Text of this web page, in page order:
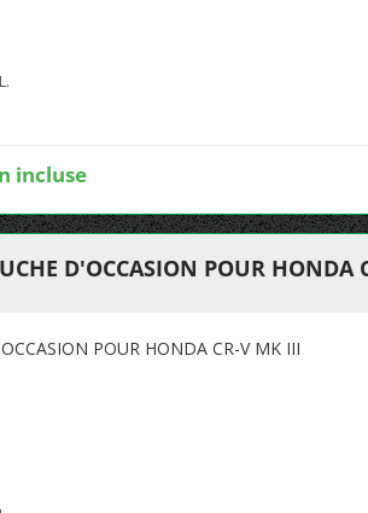
incluse
D'OCCASION POUR HONDA
POUR HONDA CR-V MK III